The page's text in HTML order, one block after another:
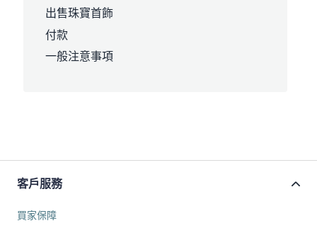
出售珠寶首飾
付款
一般注意事項
客戶服務
買家保障